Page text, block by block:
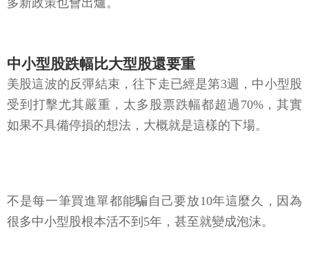
多新政策也會出爐。
中小型股跌幅比大型股還要重
美股這波的反彈結束，往下走已經是第3週，中小型股
受到打擊尤其嚴重，太多股票跌幅都超過70%，其實
如果不具備停損的想法，大概就是這樣的下場。
不是每一筆買進單都能騙自己要放10年這麼久，因為
很多中小型股根本活不到5年，甚至就變成泡沫。